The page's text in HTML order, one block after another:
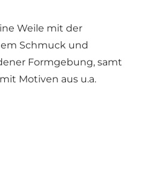
Weile mit der
Schmuck und
Formgebung, samt
Motiven aus u.a.